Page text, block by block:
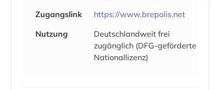
Zugangslink
https://www.brepolis.net
Nutzung
Deutschlandweit frei
zugänglich (DFG-geförderte
Nationallizenz)